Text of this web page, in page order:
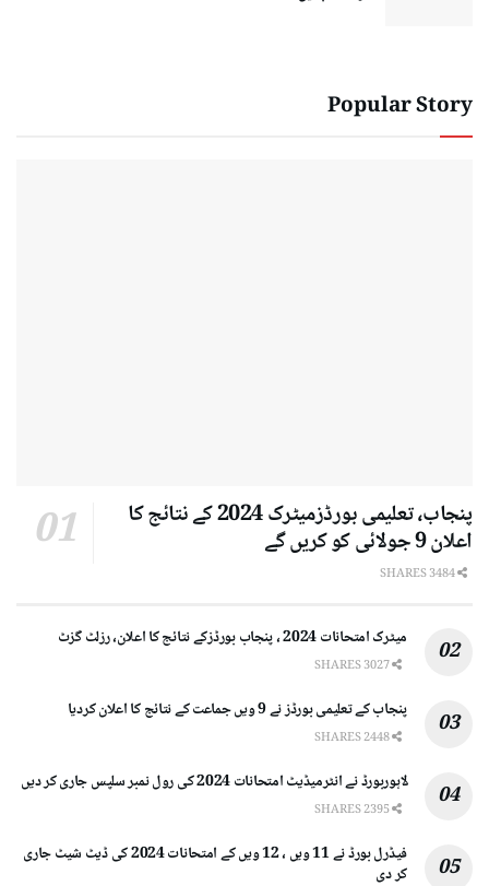
Popular Story
پنجاب، تعلیمی بورڈزمیٹرک 2024 کے نتائج کا
اعلان 9 جولائی کو کریں گے
میٹرک امتحانات 2024 ، پنجاب بورڈزکے نتائج کا اعلان، رزلٹ گزٹ
پنجاب کے تعلیمی بورڈز نے 9 ویں جماعت کے نتائج کا اعلان کردیا
لاہوربورڈ نے انٹرمیڈیٹ امتحانات 2024 کی رول نمبر سلپس جاری کر دیں
فیڈرل بورڈ نے 11 ویں ، 12 ویں کے امتحانات 2024 کی ڈیٹ شیٹ جاری
کر دی